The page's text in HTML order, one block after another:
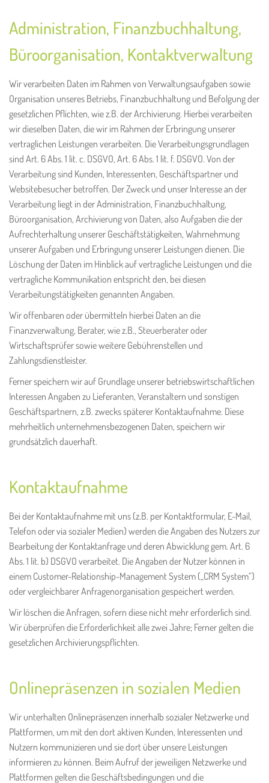
Administration, Finanzbuchhaltung,
Büroorganisation, Kontaktverwaltung
Wir verarbeiten Daten im Rahmen von Verwaltungsaufgaben sowie
Organisation unseres Betriebs, Finanzbuchhaltung und Befolgung der
gesetzlichen Pflichten, wie z.B. der Archivierung. Hierbei verarbeiten
wir dieselben Daten, die wir im Rahmen der Erbringung unserer
vertraglichen Leistungen verarbeiten. Die Verarbeitungsgrundlagen
sind Art. 6 Abs. 1 lit. c. DSGVO, Art. 6 Abs. 1 lit. f. DSGVO. Von der
Verarbeitung sind Kunden, Interessenten, Geschäftspartner und
Websitebesucher betroffen. Der Zweck und unser Interesse an der
Verarbeitung liegt in der Administration, Finanzbuchhaltung,
Büroorganisation, Archivierung von Daten, also Aufgaben die der
Aufrechterhaltung unserer Geschäftstätigkeiten, Wahrnehmung
unserer Aufgaben und Erbringung unserer Leistungen dienen. Die
Löschung der Daten im Hinblick auf vertragliche Leistungen und die
vertragliche Kommunikation entspricht den, bei diesen
Verarbeitungstätigkeiten genannten Angaben.
Wir offenbaren oder übermitteln hierbei Daten an die
Finanzverwaltung, Berater, wie z.B., Steuerberater oder
Wirtschaftsprüfer sowie weitere Gebührenstellen und
Zahlungsdienstleister.
Ferner speichern wir auf Grundlage unserer betriebswirtschaftlichen
Interessen Angaben zu Lieferanten, Veranstaltern und sonstigen
Geschäftspartnern, z.B. zwecks späterer Kontaktaufnahme. Diese
mehrheitlich unternehmensbezogenen Daten, speichern wir
grundsätzlich dauerhaft.
Kontaktaufnahme
Bei der Kontaktaufnahme mit uns (z.B. per Kontaktformular, E-Mail,
Telefon oder via sozialer Medien) werden die Angaben des Nutzers zur
Bearbeitung der Kontaktanfrage und deren Abwicklung gem. Art. 6
Abs. 1 lit. b) DSGVO verarbeitet. Die Angaben der Nutzer können in
einem Customer-Relationship-Management System („CRM System“)
oder vergleichbarer Anfragenorganisation gespeichert werden.
Wir löschen die Anfragen, sofern diese nicht mehr erforderlich sind.
Wir überprüfen die Erforderlichkeit alle zwei Jahre; Ferner gelten die
gesetzlichen Archivierungspflichten.
Onlinepräsenzen in sozialen Medien
Wir unterhalten Onlinepräsenzen innerhalb sozialer Netzwerke und
Plattformen, um mit den dort aktiven Kunden, Interessenten und
Nutzern kommunizieren und sie dort über unsere Leistungen
informieren zu können. Beim Aufruf der jeweiligen Netzwerke und
Plattformen gelten die Geschäftsbedingungen und die